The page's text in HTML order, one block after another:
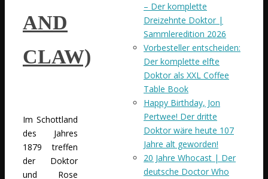
AND
CLAW)
Im Schottland
des Jahres
1879 treffen
der Doktor
und Rose
– Der komplette
Dreizehnte Doktor |
Sammleredition 2026
Vorbesteller entscheiden:
Der komplette elfte
Doktor als XXL Coffee
Table Book
Happy Birthday, Jon
Pertwee! Der dritte
Doktor wäre heute 107
Jahre alt geworden!
20 Jahre Whocast | Der
deutsche Doctor Who